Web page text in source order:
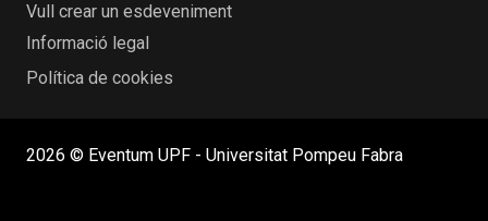
Vull crear un esdeveniment
Informació legal
Política de cookies
2026 © Eventum UPF - Universitat Pompeu Fabra